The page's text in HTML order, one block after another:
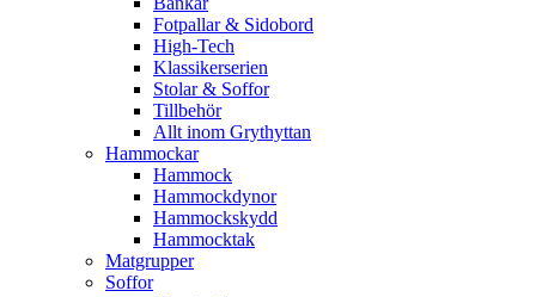
Fotpallar & Sidobord
High-Tech
Klassikerserien
Stolar & Soffor
Tillbehör
Allt inom Grythyttan
Hammockar
Hammock
Hammockdynor
Hammockskydd
Hammocktak
Matgrupper
Soffor